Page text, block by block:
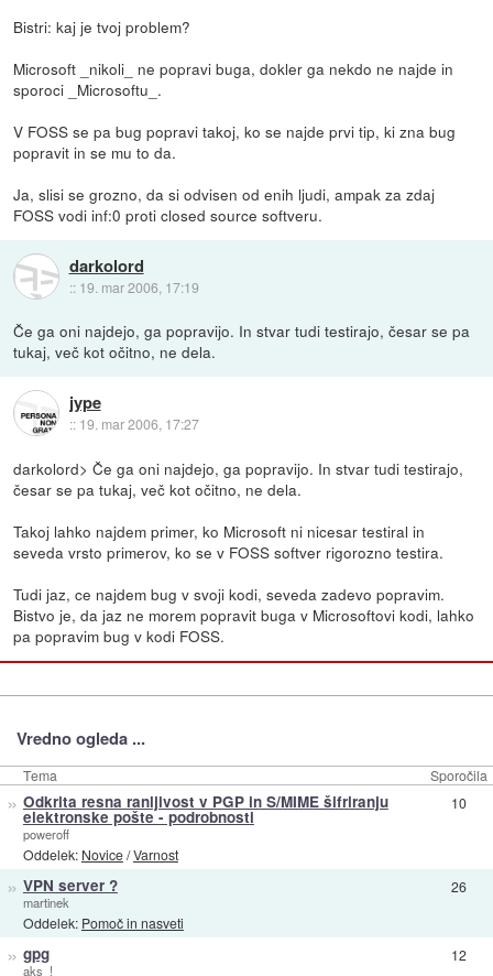
Bistri: kaj je tvoj problem?
Microsoft _nikoli_ ne popravi buga, dokler ga nekdo ne najde in
sporoci _Microsoftu_.
V FOSS se pa bug popravi takoj, ko se najde prvi tip, ki zna bug
popravit in se mu to da.
Ja, slisi se grozno, da si odvisen od enih ljudi, ampak za zdaj
FOSS vodi inf:0 proti closed source softveru.
darkolord
:: 19. mar 2006, 17:19
Če ga oni najdejo, ga popravijo. In stvar tudi testirajo, česar se pa
tukaj, več kot očitno, ne dela.
jype
:: 19. mar 2006, 17:27
darkolord> Če ga oni najdejo, ga popravijo. In stvar tudi testirajo,
česar se pa tukaj, več kot očitno, ne dela.
Takoj lahko najdem primer, ko Microsoft ni nicesar testiral in
seveda vrsto primerov, ko se v FOSS softver rigorozno testira.
Tudi jaz, ce najdem bug v svoji kodi, seveda zadevo popravim.
Bistvo je, da jaz ne morem popravit buga v Microsoftovi kodi, lahko
pa popravim bug v kodi FOSS.
Vredno ogleda ...
Tema Sporočila
» Odkrita resna ranljivost v PGP in S/MIME šifriranju
elektronske pošte - podrobnosti
poweroff
Oddelek: Novice/Varnost
10
» VPN server ?
martinek
Oddelek: Pomoč in nasveti
26
» gpg
aks_!
12